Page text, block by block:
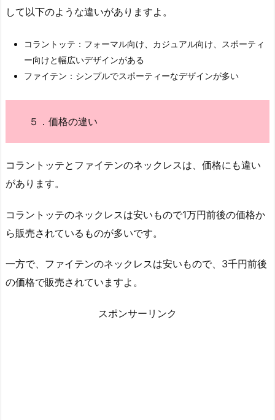
して以下のような違いがありますよ。
コラントッテ：フォーマル向け、カジュアル向け、スポーティ
ー向けと幅広いデザインがある
ファイテン：シンプルでスポーティーなデザインが多い
５．価格の違い
コラントッテとファイテンのネックレスは、価格にも違い
があります。
コラントッテのネックレスは安いもので1万円前後の価格か
ら販売されているものが多いです。
一方で、ファイテンのネックレスは安いもので、3千円前後
の価格で販売されていますよ。
スポンサーリンク